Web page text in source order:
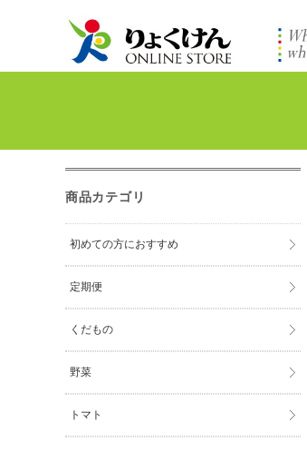
商品カテゴリ
初めての方におすすめ
定期便
くだもの
野菜
トマト